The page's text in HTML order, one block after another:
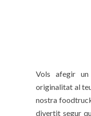
Vols afegir
originalitat al
nostra
divertit segur